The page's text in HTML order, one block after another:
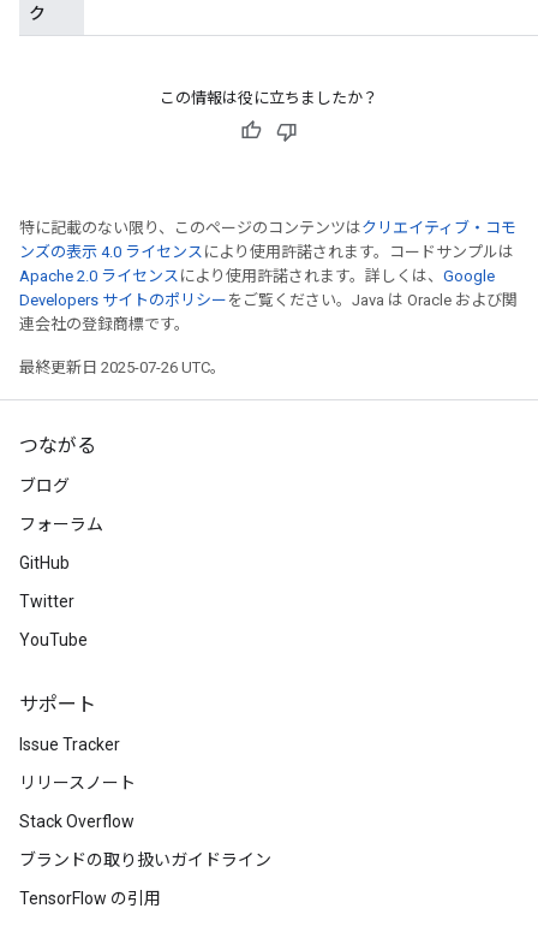
ク
この情報は役に立ちましたか？
特に記載のない限り、このページのコンテンツはクリエイティブ・コモ
ンズの表示 4.0 ライセンス により使用許諾されます。コードサンプルは
Apache 2.0 ライセンス により使用許諾されます。詳しくは、 Google
Developers サイトのポリシー をご覧ください。Java は Oracle および関
連会社の登録商標です。
最終更新日 2025-07-26 UTC。
つながる
ブログ
フォーラム
GitHub
Twitter
YouTube
サポート
Issue Tracker
リリースノート
Stack Overflow
ブランドの取り扱いガイドライン
TensorFlow の引用